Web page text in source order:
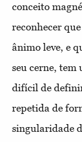
conceito
reconhecer
ânimo leve, e
seu cerne, tem
difícil de
repetida de
singularidade